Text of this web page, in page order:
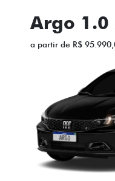
Argo 1.0
a partir de R$